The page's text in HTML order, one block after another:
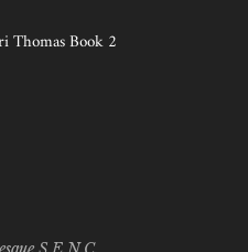
Thomas Book 2